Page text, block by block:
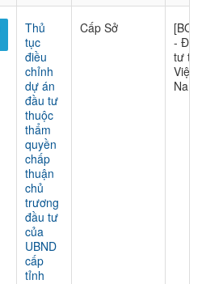
Thủ
tục
điều
chỉnh
dự án
đầu tư
thuộc
thẩm
quyền
chấp
thuận
chủ
trương
đầu tư
của
UBND
cấp
tỉnh
Cấp Sở
[BQL]
- Đầu
tư tại
Việt
Nam